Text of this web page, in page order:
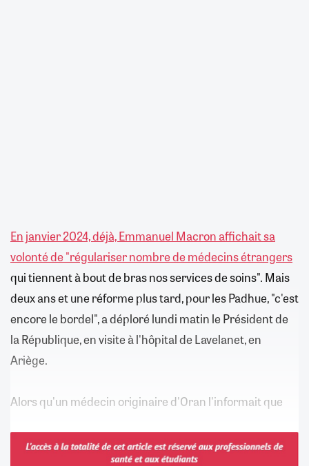
En janvier 2024, déjà, Emmanuel Macron affichait sa
volonté de "régulariser nombre de médecins étrangers
qui tiennent à bout de bras nos services de soins". Mais
deux ans et une réforme plus tard, pour les Padhue, "c'est
encore le bordel", a déploré lundi matin le Président de
la République, en visite à l'hôpital de Lavelanet, en
Ariège.
Alors qu'un médecin originaire d'Oran l'informait que